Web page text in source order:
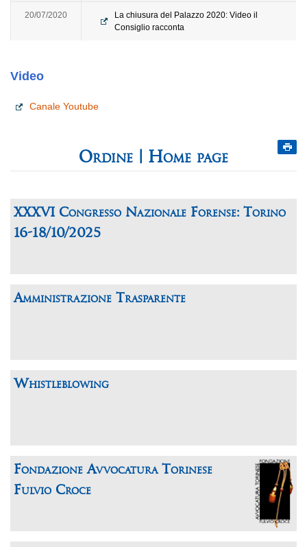
20/07/2020
La chiusura del Palazzo 2020: Video il
Consiglio racconta
Video
Canale Youtube
Home page
XXXVI Congresso Nazionale Forense: Torino
16-18/10/2025
Amministrazione Trasparente
Whistleblowing
Fondazione Avvocatura Torinese
Fulvio Croce